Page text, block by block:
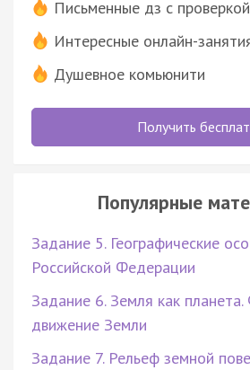
Письменные дз с проверкой
Интересные онлайн-
Душевное комьюнити
Получить
Популярные
Задание 5. Географические
Российской Федерации
Задание 6. Земля как
движение Земли
Задание 7. Рельеф земной